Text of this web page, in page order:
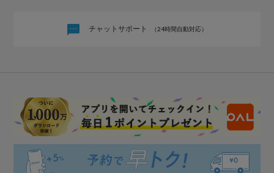
チャットサポート （24時間自動対応）